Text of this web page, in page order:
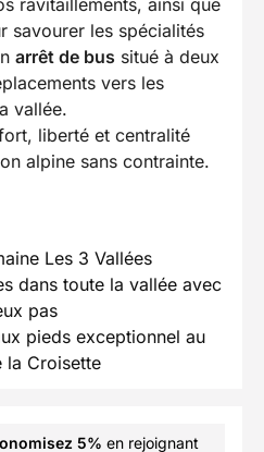
ravitaillements, ainsi que
savourer les spécialités
arrêt de bus situé à deux
vers les
vallée.
liberté et centralité
alpine sans contrainte.
Les 3 Vallées
dans toute la vallée avec
pas
pieds exceptionnel au
Croisette
5% en rejoignant